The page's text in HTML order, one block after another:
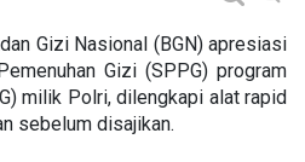
Gizi Nasional (BGN) apresiasi
Gizi (SPPG) program
milik Polri, dilengkapi alat rapid
sebelum disajikan.